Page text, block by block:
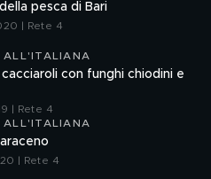
pesca di Bari
| Rete 4
ALL'ITALIANA
cacciaroli con funghi chiodini e
| Rete 4
ALL'ITALIANA
| Rete 4